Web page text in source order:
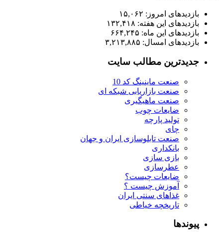
بازدیدهای امروز: ۱۵,۰۶۲
بازدیدهای این هفته: ۱۳۲,۴۱۸
بازدیدهای این ماه: ۶۶۴,۲۴۵
بازدیدهای امسال: ۳,۲۱۳,۸۸۵
جدیدترین مطالب سایت
صنعت ماینینگ کد 10
صنعت بازاریابی شبکه ای
صنعت ماهیگیری
ضایعات چوب
تولید پارچه
چای
صنعت تابلوسازی ایران و جهان
بانکداری
بازی سازی
عطرسازی
ضایعات چیست؟
آموزش چیست ؟
غذاهای سنتی ایران
تاریخچه خیاطی
پیوندها